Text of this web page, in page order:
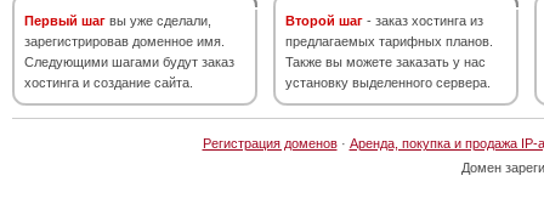
Первый шаг вы уже сделали,
зарегистрировав доменное имя.
Следующими шагами будут заказ
хостинга и создание сайта.
Второй шаг - заказ хостинга из
предлагаемых тарифных планов.
Также вы можете заказать у нас
установку выделенного сервера.
Регистрация доменов· Аренда, покупка и продажа IP-
Домен